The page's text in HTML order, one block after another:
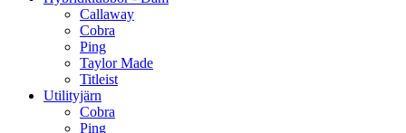
Callaway
Cobra
Ping
Taylor Made
Titleist
Utilityjärn
Cobra
Ping